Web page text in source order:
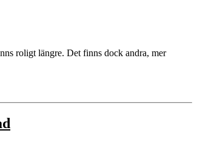
roligt längre. Det finns dock andra, mer